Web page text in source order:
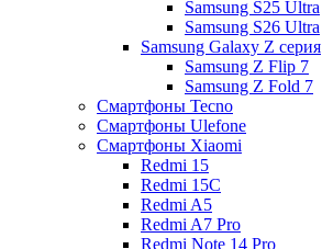
Samsung S25 Ultra
Samsung S26 Ultra
Samsung Galaxy Z серия
Samsung Z Flip 7
Samsung Z Fold 7
Смартфоны Tecno
Смартфоны Ulefone
Смартфоны Xiaomi
Redmi 15
Redmi 15C
Redmi A5
Redmi A7 Pro
Redmi Note 14 Pro